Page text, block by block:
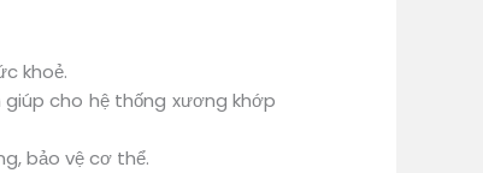
khoẻ.
cho hệ thống xương khớp
bảo vệ cơ thể.